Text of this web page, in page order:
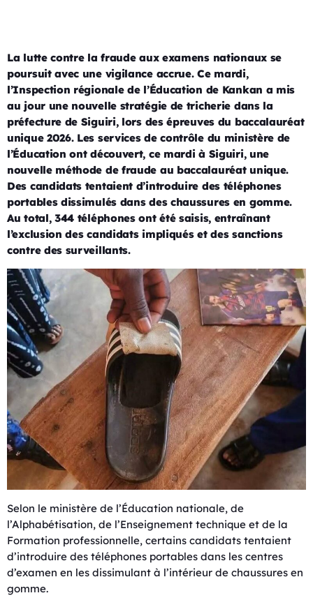
La lutte contre la fraude aux examens nationaux se
poursuit avec une vigilance accrue. Ce mardi,
l’Inspection régionale de l’Éducation de Kankan a mis
au jour une nouvelle stratégie de tricherie dans la
préfecture de Siguiri, lors des épreuves du baccalauréat
unique 2026. Les services de contrôle du ministère de
l’Éducation ont découvert, ce mardi à Siguiri, une
nouvelle méthode de fraude au baccalauréat unique.
Des candidats tentaient d’introduire des téléphones
portables dissimulés dans des chaussures en gomme.
Au total, 344 téléphones ont été saisis, entraînant
l’exclusion des candidats impliqués et des sanctions
contre des surveillants.
Selon le ministère de l’Éducation nationale, de
l’Alphabétisation, de l’Enseignement technique et de la
Formation professionnelle, certains candidats tentaient
d’introduire des téléphones portables dans les centres
d’examen en les dissimulant à l’intérieur de chaussures en
gomme.